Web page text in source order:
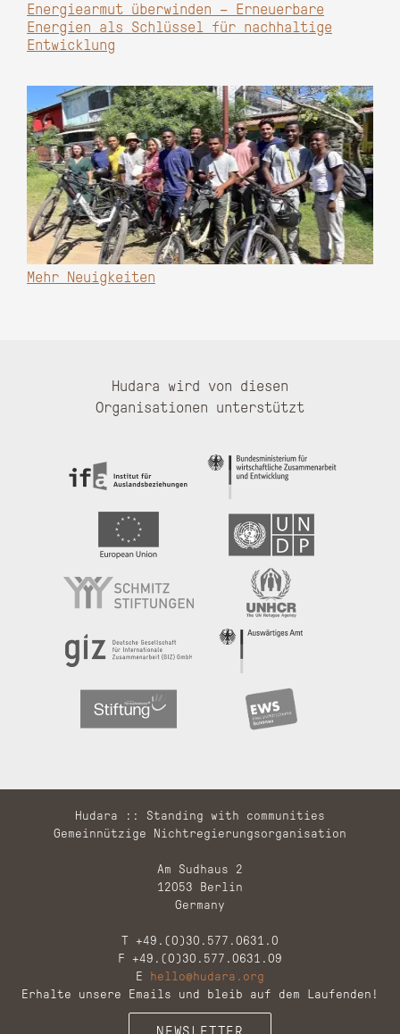
Energiearmut überwinden – Erneuerbare
Energien als Schlüssel für nachhaltige
Entwicklung
Mehr Neuigkeiten
Hudara wird von diesen
Organisationen unterstützt
Hudara :: Standing with communities
Gemeinnützige Nichtregierungsorganisation
Am Sudhaus 2
12053 Berlin
Germany
T +49.(0)30.577.0631.0
F +49.(0)30.577.0631.09
E
hello@hudara.org
Erhalte unsere Emails und bleib auf dem Laufenden!